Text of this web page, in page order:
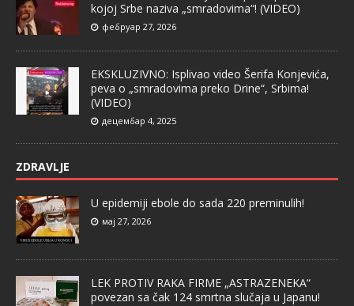
kojoj Srbe naziva „smradovima“! (VIDEO)
фебруар 27, 2026
EKSKLUZIVNO: Isplivao video Šerifa Konjevića,
peva o „smradovima preko Drine“, Srbima!
(VIDEO)
децембар 4, 2025
ZDRAVLJE
U epidemiji ebole do sada 220 preminulih!
мај 27, 2026
LEK PROTIV RAKA FIRME „ASTRAZENEKA“
povezan sa čak 124 smrtna slučaja u Japanu!